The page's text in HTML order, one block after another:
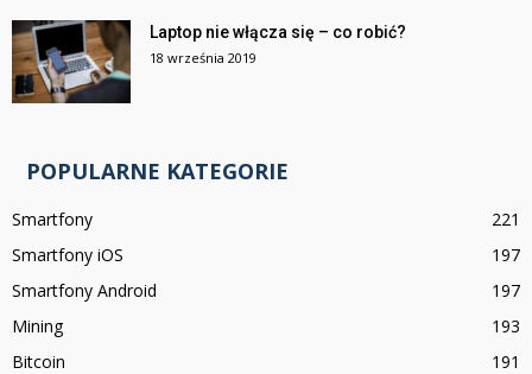
Laptop nie włącza się – co robić?
18 września 2019
POPULARNE KATEGORIE
Smartfony
221
Smartfony iOS
197
Smartfony Android
197
Mining
193
Bitcoin
191